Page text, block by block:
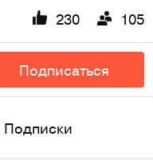
230 105
Подписаться
Подписки